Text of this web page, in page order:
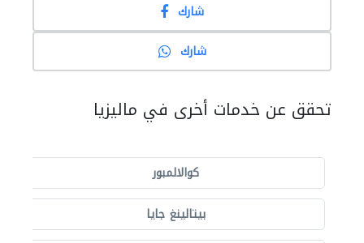
شارك
شارك
تحقق عن خدمات أخرى في ماليزيا
كوالالمبور
بيتالينغ جايا